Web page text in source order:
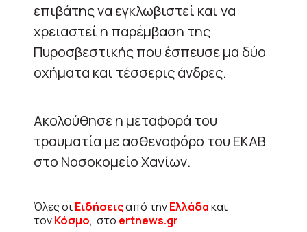
επιβάτης να εγκλωβιστεί και να
χρειαστεί η παρέμβαση της
Πυροσβεστικής που έσπευσε μα δύο
οχήματα και τέσσερις άνδρες.
Ακολούθησε η μεταφορά του
τραυματία με ασθενοφόρο του ΕΚΑΒ
στο Νοσοκομείο Χανίων.
Όλες οιΕιδήσειςαπό τηνΕλλάδακαι
τονΚόσμο, στο ertnews.gr